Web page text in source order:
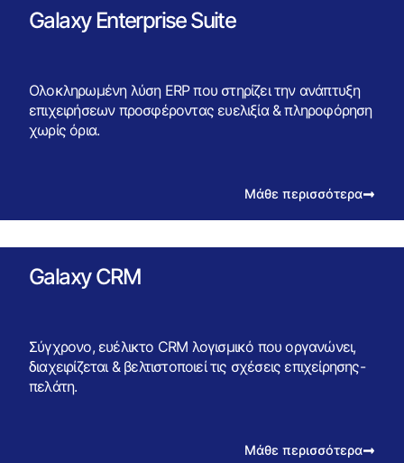
Galaxy Enterprise Suite
Ολοκληρωμένη λύση ERP που στηρίζει την ανάπτυξη
επιχειρήσεων προσφέροντας ευελιξία & πληροφόρηση
χωρίς όρια.
Μάθε περισσότερα
Galaxy CRM
Σύγχρονο, ευέλικτο CRM λογισμικό που οργανώνει,
διαχειρίζεται & βελτιστοποιεί τις σχέσεις επιχείρησης-
πελάτη.
Μάθε περισσότερα